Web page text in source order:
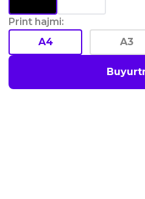
Print hajmi:
A4
A3